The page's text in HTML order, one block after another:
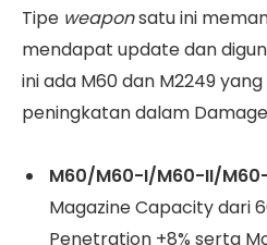
Tipe weaponsatu ini
mendapat update dan
ini ada M60 dan M2249
peningkatan dalam
M60/M60-I/M60-II/
Magazine Capacity dari
Penetration +8% serta